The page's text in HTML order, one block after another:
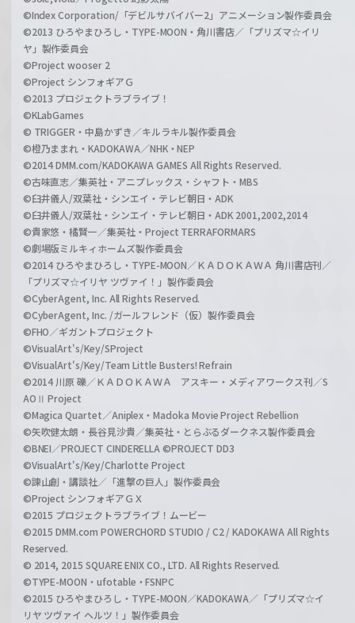
©Index Corporation/「デビルサバイバー2」アニメーション製作委員会
©2013 ひろやまひろし・TYPE-MOON・角川書店／「プリズマ☆イリ
ヤ」製作委員会
©Project wooser 2
©Project シンフォギアＧ
©2013 プロジェクトラブライブ！
©KLabGames
© TRIGGER・中島かずき／キルラキル製作委員会
©橙乃ままれ・KADOKAWA／NHK・NEP
©2014 DMM.com/KADOKAWA GAMES All Rights Reserved.
©古味直志／集英社・アニプレックス・シャフト・MBS
©臼井儀人/双葉社・シンエイ・テレビ朝日・ADK
©臼井儀人/双葉社・シンエイ・テレビ朝日・ADK 2001,2002,2014
©貴家悠・橘賢一／集英社・Project TERRAFORMARS
©劇場版ミルキィホームズ製作委員会
©2014 ひろやまひろし・TYPE-MOON／ＫＡＤＯＫＡＷＡ 角川書店刊／
「プリズマ☆イリヤ ツヴァイ！」製作委員会
©CyberAgent, Inc. All Rights Reserved.
©CyberAgent, Inc. /ガールフレンド（仮）製作委員会
©FHO／ギガントプロジェクト
©VisualArt's/Key/SProject
©VisualArt's/Key/Team Little Busters! Refrain
©2014 川原 礫／ＫＡＤＯＫＡＷＡ アスキー・メディアワークス刊／S
AOⅡ Project
©Magica Quartet／Aniplex・Madoka Movie Project Rebellion
©矢吹健太朗・長谷見沙貴／集英社・とらぶるダークネス製作委員会
©BNEI／PROJECT CINDERELLA ©PROJECT DD3
©VisualArt's/Key/Charlotte Project
©諫山創・講談社／「進撃の巨人」製作委員会
©Project シンフォギアＧＸ
©2015 プロジェクトラブライブ！ムービー
©2015 DMM.com POWERCHORD STUDIO / C2 / KADOKAWA All Rights
Reserved.
© 2014, 2015 SQUARE ENIX CO., LTD. All Rights Reserved.
©TYPE-MOON・ufotable・FSNPC
©2015 ひろやまひろし・TYPE-MOON／KADOKAWA／「プリズマ☆イ
リヤ ツヴァイ ヘルツ！」製作委員会